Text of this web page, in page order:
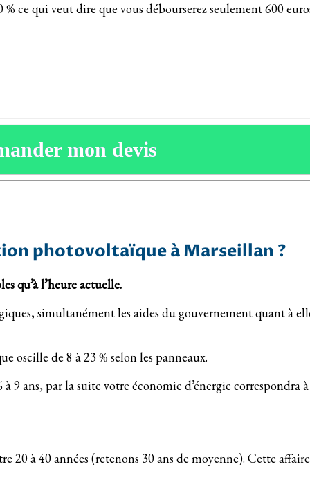
% ce qui veut dire que vous débourserez seulement 600
mon devis
photovoltaïque à Marseillan ?
qu’à l’heure actuelle.
simultanément les aides du gouvernement quant à
oscille de 8 à 23 % selon les panneaux.
9 ans, par la suite votre économie d’énergie correspondra
20 à 40 années (retenons 30 ans de moyenne). Cette